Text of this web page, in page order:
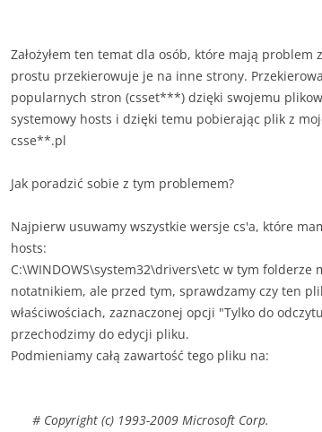
Założyłem ten temat dla osób, które mają
prostu przekierowuje je na inne strony.
popularnych stron (csset***) dzięki swojemu
systemowy hosts i dzięki temu pobierając plik z
csse**.pl
Jak poradzić sobie z tym problemem?
Najpierw usuwamy wszystkie wersje cs'a, które
hosts:
C:\WINDOWS\system32\drivers\etc w tym folderze
notatnikiem, ale przed tym, sprawdzamy czy ten
właściwościach, zaznaczonej opcji "Tylko do
przechodzimy do edycji pliku.
Podmieniamy całą zawartość tego pliku na:
# Copyright (c) 1993-2009 Microsoft Corp.